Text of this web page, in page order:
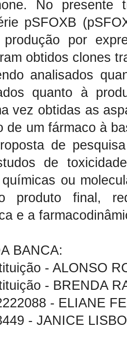
No presente
pSFOXB
por
obtidos clones
analisados
quanto à
vez obtidas as
de um fármaco à
de
de
ou
produto final,
e a
BANCA:
- ALONSO
- BRENDA
- ELIANE
- JANICE